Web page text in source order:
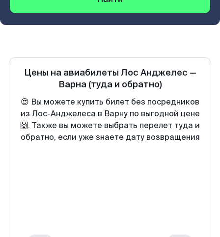
Цены на авиабилеты Лос Анджелес —
Варна (туда и обратно)
😍 Вы можете купить билет без посредников
из Лос-Анджелеса в Варну по выгодной цене
🙌. Также вы можете выбрать перелет туда и
обратно, если уже знаете дату возвращения